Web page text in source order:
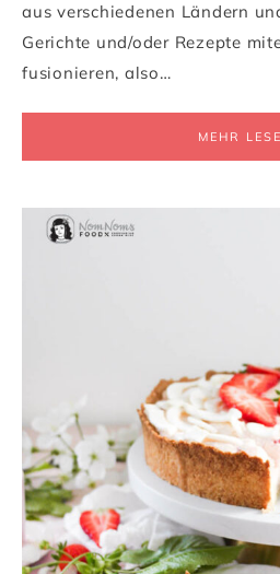
aus verschiedenen Ländern
Gerichte und/oder Rezepte
fusionieren, also…
MEHR